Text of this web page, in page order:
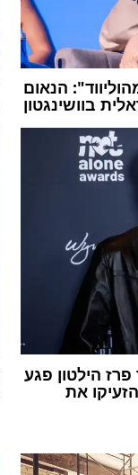
הנאום
בוושינגטון
הילטון פגע
את